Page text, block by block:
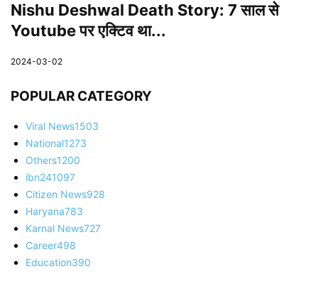
Nishu Deshwal Death Story: 7 साल से
Youtube पर एक्टिव था...
2024-03-02
POPULAR CATEGORY
Viral News1503
National1273
Others1200
ibn241097
Citizen News928
Haryana783
Karnal News727
Career498
Education390